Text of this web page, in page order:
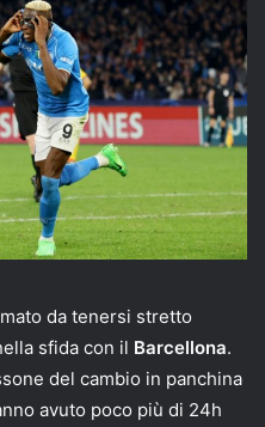
da tenersi stretto
sfida con il Barcellona.
del cambio in panchina
avuto poco più di 24h